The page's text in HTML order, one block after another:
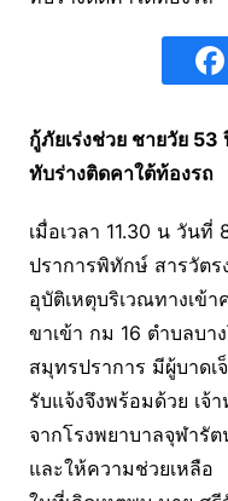
กู้ภัยเร่งช่วย ชายวัย
ทับร่างติดคาใต้ท้องรถ
เมื่อเวลา 11.30 น วัน
ปราการพิทักษ์ สารวัตร
อุบัติเหตุบริเวณทางเข้
ขาเข้า กม 16 ตำบลบา
สมุทรปราการ มีผู้บาด
รับแจ้งจึงพร้อมด้วย เจ้
จากโรงพยาบาลจุฬารั
และให้ความช่วยเหลือ